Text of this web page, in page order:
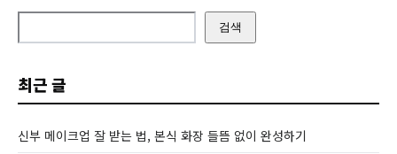
검색
최근 글
신부 메이크업 잘 받는 법, 본식 화장 들뜸 없이 완성하기